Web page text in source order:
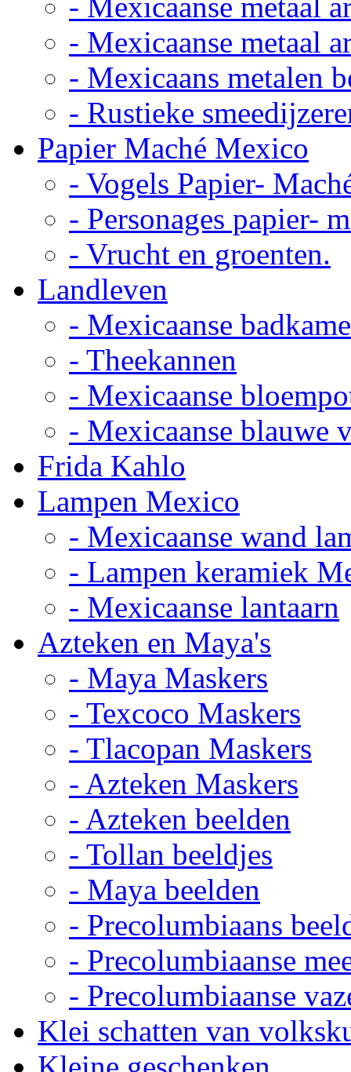
- Mexicaanse metaal
- Mexicaans metalen
- Rustieke
Papier Maché Mexico
- Vogels Papier-
- Personages papier-
- Vrucht en groenten.
Landleven
- Mexicaanse
- Theekannen
- Mexicaanse
- Mexicaanse blauwe
Frida Kahlo
Lampen Mexico
- Mexicaanse wand
- Lampen keramiek
- Mexicaanse lantaarn
Azteken en Maya's
- Maya Maskers
- Texcoco Maskers
- Tlacopan Maskers
- Azteken Maskers
- Azteken beelden
- Tollan beeldjes
- Maya beelden
- Precolumbiaans
- Precolumbiaanse
- Precolumbiaanse
Klei schatten van